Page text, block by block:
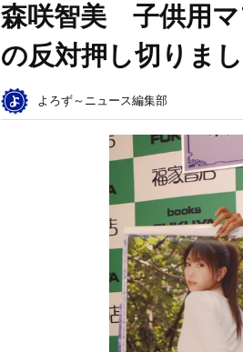
森咲智美 子供用マ
の反対押し切りま
よろず～ニュース編集部